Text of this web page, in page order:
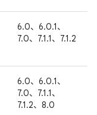
6.0、6.0.1、
7.0、7.1.1、7.1.2
6.0、6.0.1、
7.0、7.1.1、
7.1.2、8.0